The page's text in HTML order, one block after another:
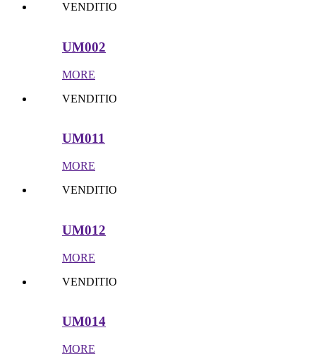
VENDITIO
UM002
MORE
VENDITIO
UM011
MORE
VENDITIO
UM012
MORE
VENDITIO
UM014
MORE